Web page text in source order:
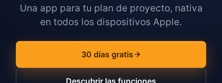
Una app para tu plan de proyecto, nativa
en todos los dispositivos Apple.
30 días gratis
Descubrir las funciones